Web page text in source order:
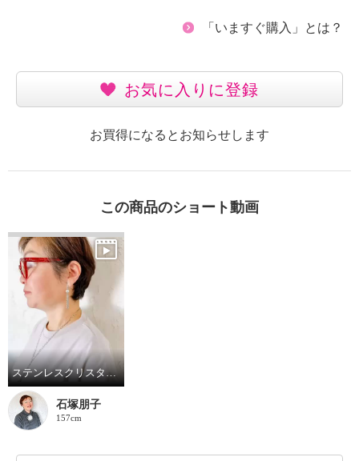
「いますぐ購入」とは？
お気に入りに登録
お買得になるとお知らせします
この商品のショート動画
ステンレスクリスタルパールフリンジデザインY字シルエットネックレス
石塚朋子
157cm